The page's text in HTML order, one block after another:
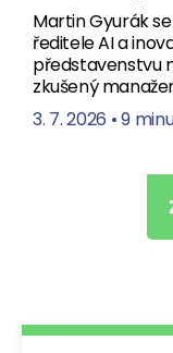
Martin Gyurák
ředitele AI a
představenstvu
zkušený
3. 7. 2026 •9